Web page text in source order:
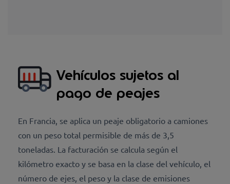
Vehículos sujetos al
pago de peajes
En Francia, se aplica un peaje obligatorio a camiones
con un peso total permisible de más de 3,5
toneladas. La facturación se calcula según el
kilómetro exacto y se basa en la clase del vehículo, el
número de ejes, el peso y la clase de emisiones